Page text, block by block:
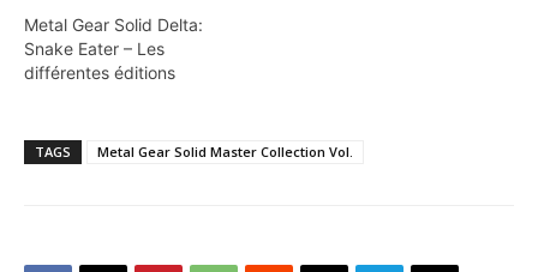
Metal Gear Solid Delta:
Snake Eater – Les
différentes éditions
TAGS Metal Gear Solid Master Collection Vol.